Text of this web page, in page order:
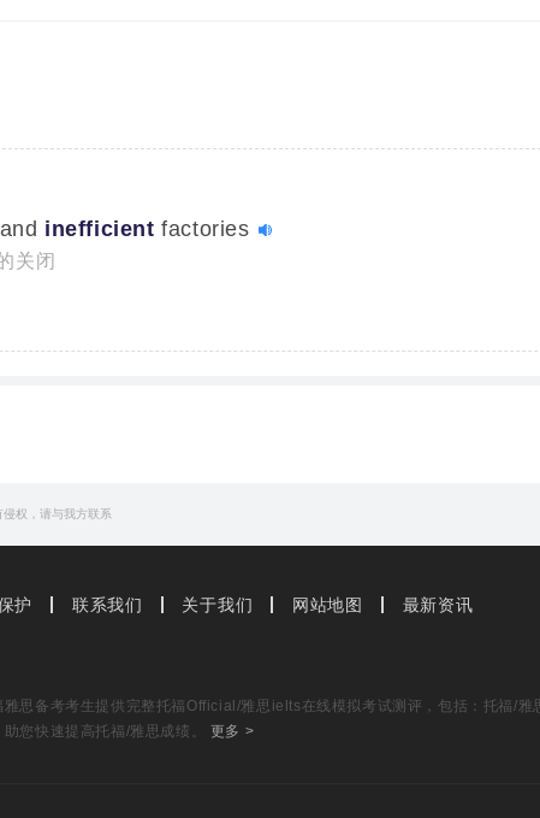
inefficient factories
关闭
are
bureaucracy
权，请与我方联系
护 联系我们 关于我们 网站地图 最新资讯
思备考考生提供完整托福Official/雅思ielts在线模拟考试测评，包括：托福/
您快速提高托福/雅思成绩。 更多 >